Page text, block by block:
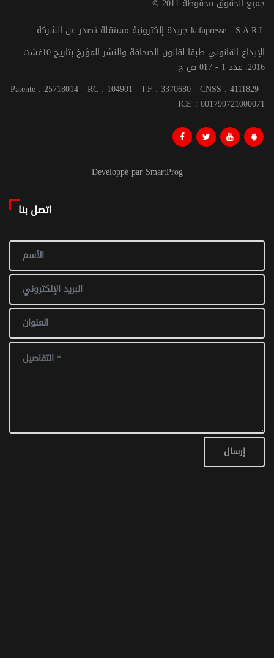
جريدة إلكترونية مستقلة تصدر عن الشركة kafapresse - S.A.R.L
الإيداع القانوني طبقا لقانون الصحافة والنشر المؤرخ بتاريخ 10غشت
2016: عدد 1 - 017 ص ح
Patente : 25718014 - RC : 104901 - I.F : 3370680 - CNSS : 4111829 -
ICE : 001799721000071
Developpé par SmartProg
اتصل بنا